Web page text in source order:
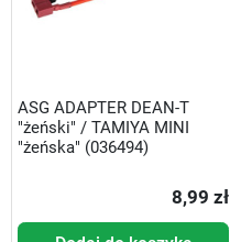
ASG ADAPTER DEAN-T
"żeński" / TAMIYA MINI
"żeńska" (036494)
8,99 zł